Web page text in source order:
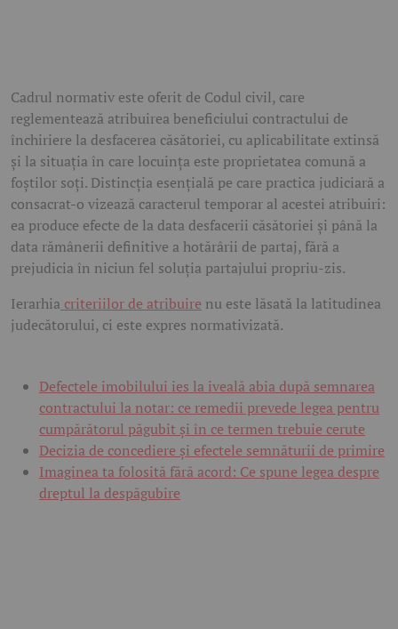
Cadrul normativ este oferit de Codul civil, care
reglementează atribuirea beneficiului contractului de
închiriere la desfacerea căsătoriei, cu aplicabilitate extinsă
și la situația în care locuința este proprietatea comună a
foștilor soți. Distincția esențială pe care practica judiciară a
consacrat-o vizează caracterul temporar al acestei atribuiri:
ea produce efecte de la data desfacerii căsătoriei și până la
data rămânerii definitive a hotărârii de partaj, fără a
prejudicia în niciun fel soluția partajului propriu-zis.
Ierarhia criteriilor de atribuire nu este lăsată la latitudinea
judecătorului, ci este expres normativizată.
Defectele imobilului ies la iveală abia după semnarea
contractului la notar: ce remedii prevede legea pentru
cumpărătorul păgubit și în ce termen trebuie cerute
Decizia de concediere și efectele semnăturii de primire
Imaginea ta folosită fără acord: Ce spune legea despre
dreptul la despăgubire